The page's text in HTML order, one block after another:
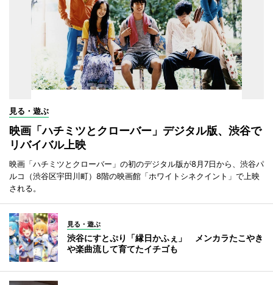
見る・遊ぶ
映画「ハチミツとクローバー」デジタル版、渋谷で
リバイバル上映
映画「ハチミツとクローバー」の初のデジタル版が8月7日から、渋谷パ
ルコ（渋谷区宇田川町）8階の映画館「ホワイトシネクイント」で上映
される。
見る・遊ぶ
渋谷にすとぷり「縁日かふぇ」 メンカラたこやき
や楽曲流して育てたイチゴも